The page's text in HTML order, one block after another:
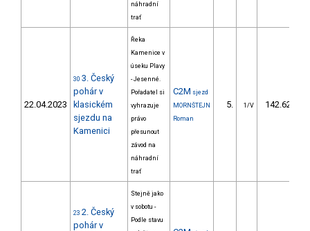
náhradní
trať
22.04.2023
30 3. Český
pohár v
klasickém
sjezdu na
Kamenici
Řeka
Kamenice v
úseku Plavy
- Jesenné.
Pořadatel si
vyhrazuje
právo
přesunout
závod na
náhradní
trať
C2M sjezd
MORNŠTEJN
Roman
5. 1/V 142.62
23 2. Český
pohár v
Stejně jako
v sobotu -
Podle stavu